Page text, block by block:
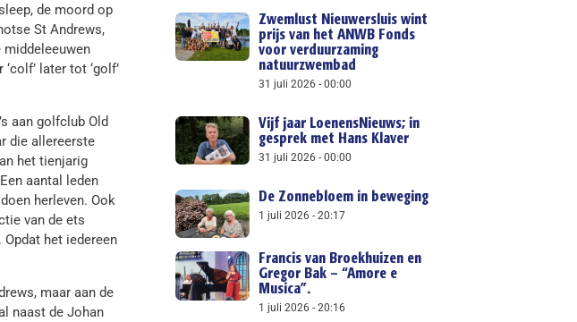
de moord op
St Andrews,
later tot ‘golf’
aan golfclub Old
die allereerste
het tienjarig
aantal leden
herleven. Ook
van de ets
het iedereen
maar aan de
naast de Johan
Zwemlust Nieuwersluis wint
prijs van het ANWB Fonds
voor verduurzaming
natuurzwembad
31 juli 2026 00:00
Vijf jaar LoenensNieuws; in
gesprek met Hans Klaver
31 juli 2026 00:00
De Zonnebloem in beweging
1 juli 2026 20:17
Francis van Broekhuizen en
Gregor Bak – “Amore e
Musica”.
1 juli 2026 20:16